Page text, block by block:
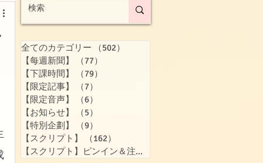
全てのカテゴリー （502）
【每週新聞】
（77）
【下課時間】
（79）
【限定記事】
（7）
【限定音声】
（6）
【お知らせ】
（5）
【特別企劃】
（9）
【スクリプト】
（162）
【スクリプト】ピンイン＆注音付き